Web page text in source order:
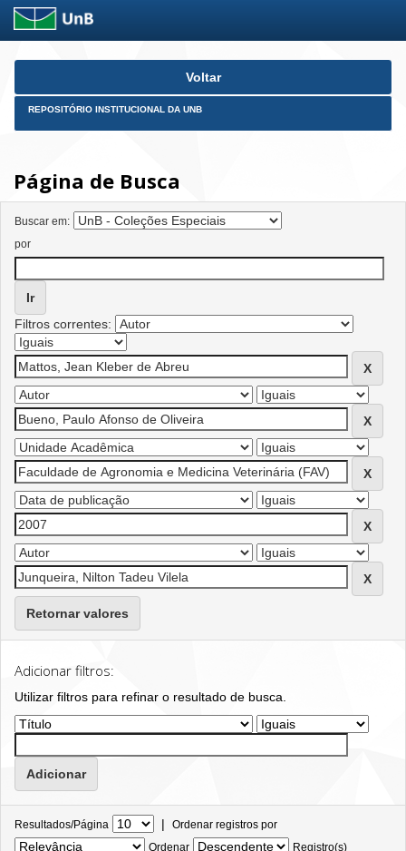
Skip
Voltar
REPOSITÓRIO INSTITUCIONAL DA UNB
Página de Busca
Buscar em:
por
Filtros correntes:
Retornar valores
Adicionar filtros:
Utilizar filtros para refinar o resultado de busca.
Resultados/Página | Ordenar registros por
Ordenar
Registro(s)